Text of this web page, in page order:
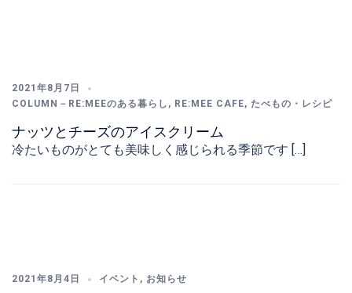
2021年8月7日
COLUMN－RE:MEEのある暮らし , RE:MEE CAFE, たべもの・レシピ
ナッツとチーズのアイスクリーム
冷たいものがとても美味しく感じられる季節です […]
2021年8月4日 イベント , お知らせ